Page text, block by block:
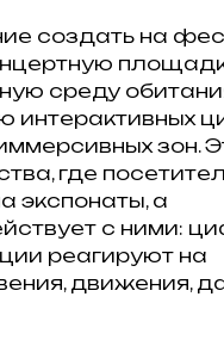
создать на
среду
интерактивных
зон.
где
экспонаты, а
с ними:
реагируют на
движения,